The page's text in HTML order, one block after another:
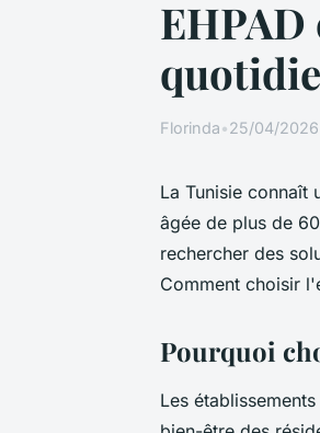
Florinda•25/04/2026
La Tunisie connaît
âgée de plus de
rechercher des
Comment choisir
Pourquoi
Les